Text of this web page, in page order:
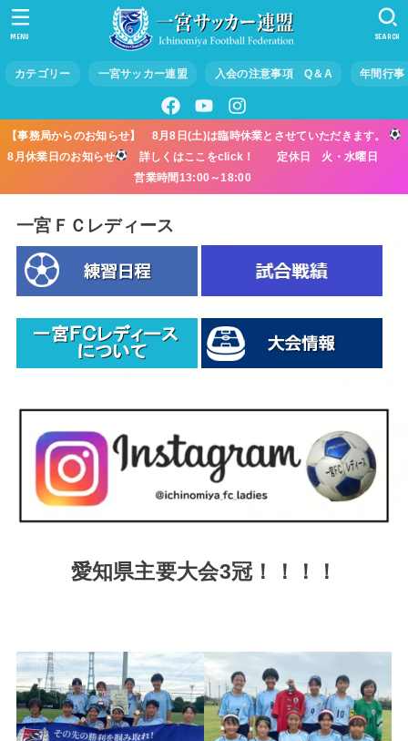
カテゴリー 一宮サッカー連盟 入会の注意事項 Q＆A 年間行事
SEARCH
MENU
【事務局からのお知らせ】 8月8日(土)は臨時休業とさせていただきます。
8月休業日のお知らせ
詳しくはここをclick！ 定休日 火・水曜日
営業時間13:00～18:00
一宮ＦＣレディース
愛知県主要大会3冠！！！！